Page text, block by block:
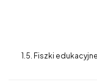
1.5. Fiszki